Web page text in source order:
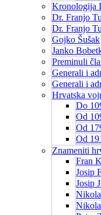
Kronologija
Dr. Franjo
Dr. Franjo
Gojko Šušak
Janko
Preminuli
Generali i
Generali i
Hrvatska
Do
Od
Od
Od
Znameniti
Fran
Josip
Josip